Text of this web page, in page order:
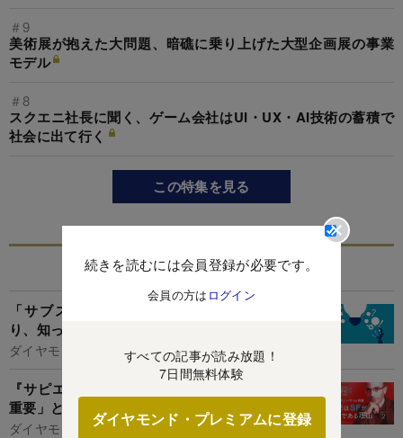
続きを読むには会員登録が必要です。
会員の方は ログイン
すべての記事が読み放題！
7日間無料体験
ダイヤモンド・プレミアムに登録
＃9
美術展が抱えた大問題、暗礁に乗り上げた大型企画展の事業
モデル
＃8
スクエニ社長に聞く、ゲーム会社はUI・UX・AI技術の蓄積で
社会に出て行く
この特集を見る
関連記事
「サブスクリプション」10大必須用語早わか
り、知っていれば通ぶれる！
ダイヤモンド編集部
『サピエンス全史』の著者が「21世紀はSFが最
重要」と言う理由
ダイヤモンド編集部,杉本りうこ